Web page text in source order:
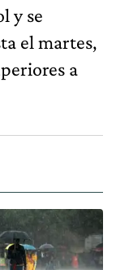
y se
el martes,
a